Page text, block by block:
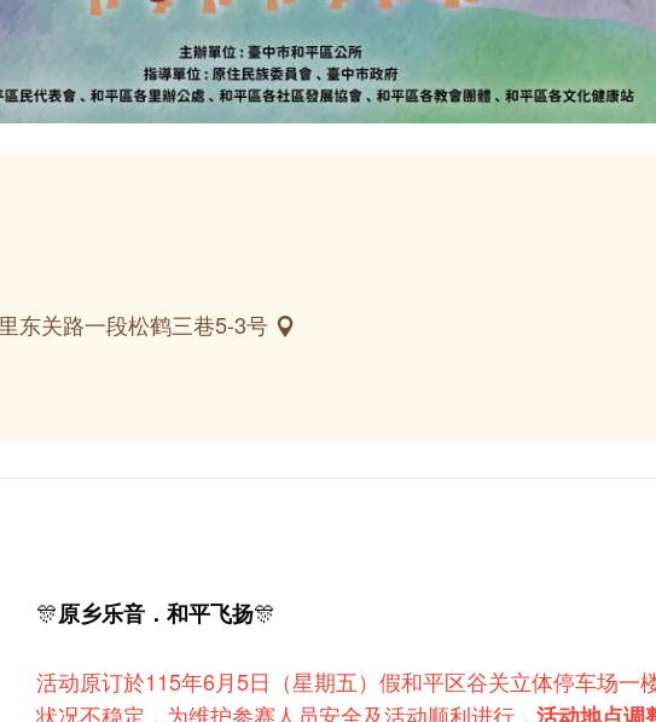
东关路一段松鹤三巷5-3号
🎊原乡乐音．和平飞扬🎊
活动原订於115年6月5日（星期五）假和平区谷关立体停车场一
状况不稳定，为维护参赛人员安全及活动顺利进行，活动地点调